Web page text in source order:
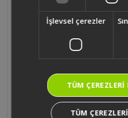
AR5184 - Arzum Volume
kilidi nasıl açılır?
AR5184 - Arzum Volume
Plakalar nasıl
İşlevsel çerezler
TÜM
TÜM